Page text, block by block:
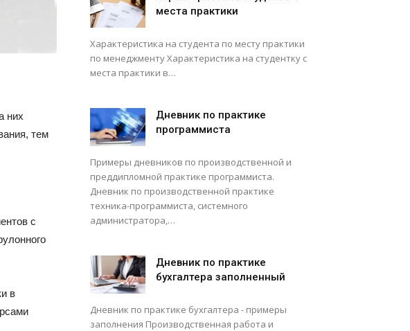
них
тем
с
в
места практики
Характеристика на студента по месту практики
по менеджменту Характеристика на студентку с
места практики в…
Дневник по практике
программиста
Примеры дневников по производственной и
преддипломной практике программиста.
Дневник по производственной практике
техника-программиста, системного
администратора,…
Дневник по практике
бухгалтера заполненный
Дневник по практике бухгалтера - примеры
заполнения Производственная работа и